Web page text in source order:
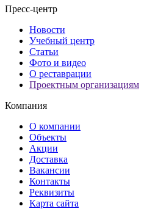
Пресс-центр
Новости
Учебный центр
Статьи
Фото и видео
О реставрации
Проектным организациям
Компания
О компании
Объекты
Акции
Доставка
Вакансии
Контакты
Реквизиты
Карта сайта